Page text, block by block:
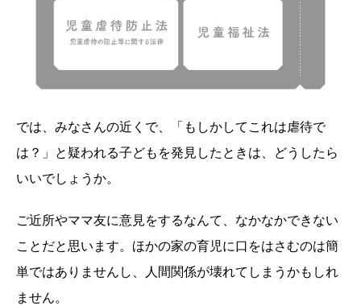
では、みなさんの近くで、「もしかしてこれは虐待で
は？」と疑われる子どもを発見したときは、どうしたら
いいでしょうか。
ご近所やママ友に意見をするなんて、なかなかできない
ことだと思います。ほかの家の育児に口をはさむのは簡
単ではありませんし、人間関係が壊れてしまうかもしれ
ません。